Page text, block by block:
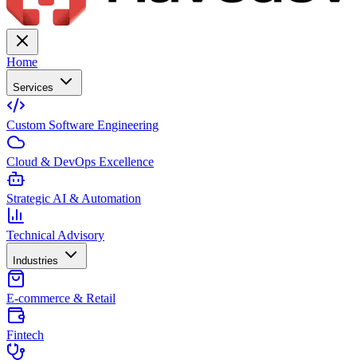
Home
Services
Custom Software Engineering
Cloud & DevOps Excellence
Strategic AI & Automation
Technical Advisory
Industries
E-commerce & Retail
Fintech